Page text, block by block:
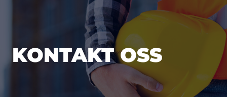
KONTAKT OSS